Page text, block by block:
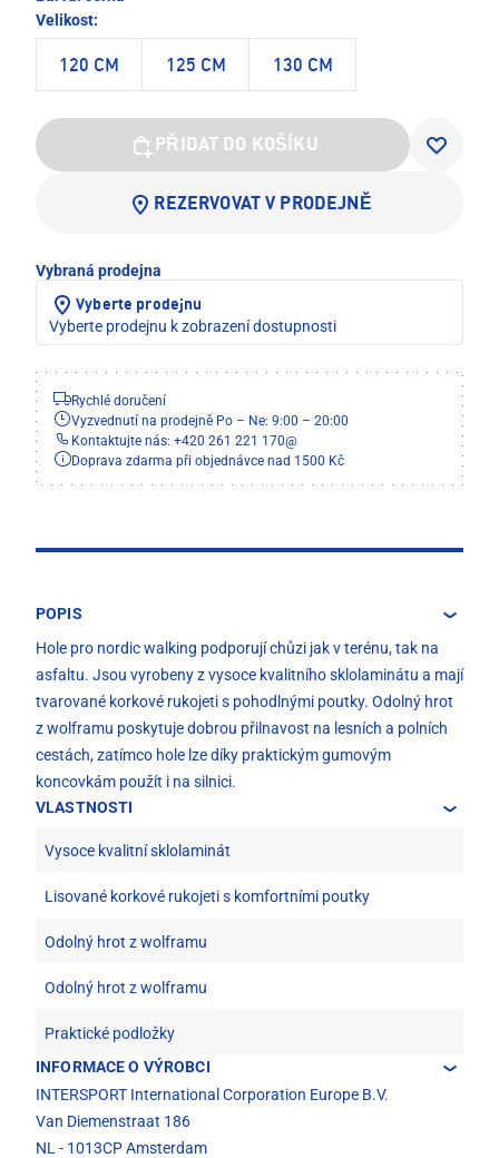
Velikost:
120 CM 125 CM 130 CM
PŘIDAT DO KOŠÍKU
REZERVOVAT V PRODEJNĚ
Vybraná prodejna
Vyberte prodejnu
Vyberte prodejnu k zobrazení dostupnosti
Rychlé doručení
Vyzvednutí na prodejně Po – Ne: 9:00 – 20:00
Kontaktujte nás: +420 261 221 170@
Doprava zdarma při objednávce nad 1500 Kč
POPIS
Hole pro nordic walking podporují chůzi jak v terénu, tak na
asfaltu. Jsou vyrobeny z vysoce kvalitního sklolaminátu a mají
tvarované korkové rukojeti s pohodlnými poutky. Odolný hrot
z wolframu poskytuje dobrou přilnavost na lesních a polních
cestách, zatímco hole lze díky praktickým gumovým
koncovkám použít i na silnici.
VLASTNOSTI
Vysoce kvalitní sklolaminát
Lisované korkové rukojeti s komfortními poutky
Odolný hrot z wolframu
Odolný hrot z wolframu
Praktické podložky
INFORMACE O VÝROBCI
INTERSPORT International Corporation Europe B.V.
Van Diemenstraat 186
NL - 1013CP Amsterdam